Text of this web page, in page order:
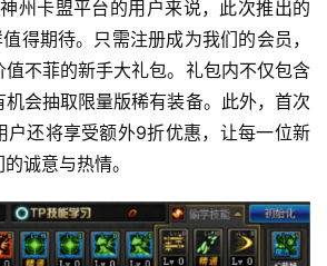
州卡盟平台的用户来说，此次推出的
得期待。只需注册成为我们的会员，
不菲的新手大礼包。礼包内不仅包含
会抽取限量版稀有装备。此外，首次
户还将享受额外9折优惠，让每一位新
诚意与热情。